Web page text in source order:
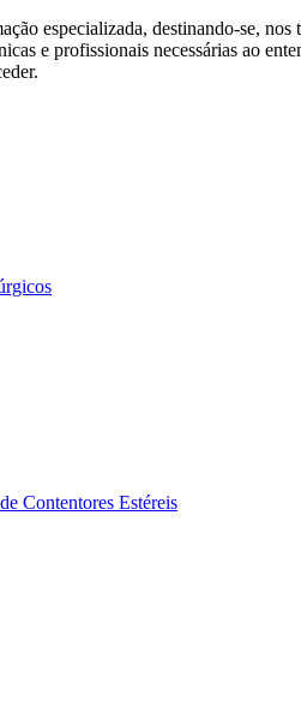
Braun. Pesquise no nosso mercado
especializada, destinando-se,
e profissionais necessárias ao
Contentores Estéreis